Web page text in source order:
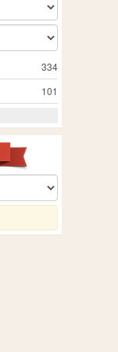
334
101